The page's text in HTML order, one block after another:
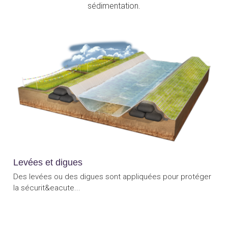
sédimentation.
Levées et digues
Des levées ou des digues sont appliquées pour protéger
la sécurit&eacute...